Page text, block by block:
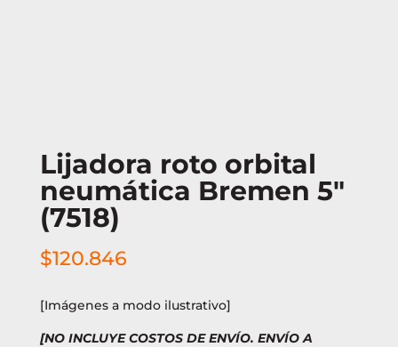
Lijadora roto orbital
neumática Bremen 5″
(7518)
$120.846
[Imágenes a modo ilustrativo]
[NO INCLUYE COSTOS DE ENVÍO. ENVÍO A